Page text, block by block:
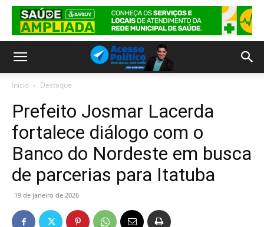
Início Destaque
Prefeito Josmar Lacerda
fortalece diálogo com o
Banco do Nordeste em busca
de parcerias para Itatuba
19 de janeiro de 2026